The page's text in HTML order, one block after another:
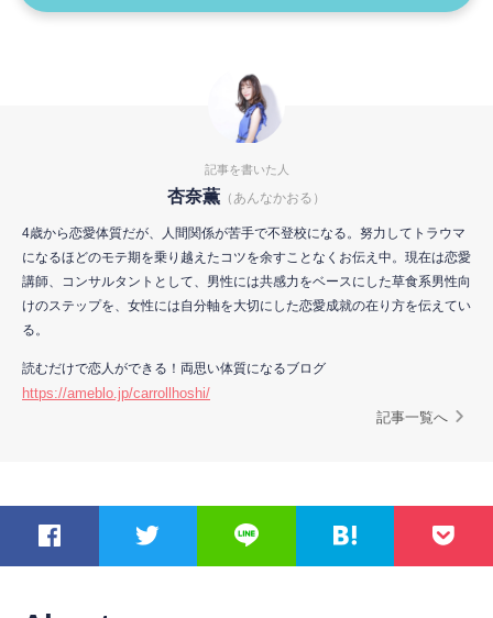
記事を書いた人
杏奈薫 （あんなかおる）
4歳から恋愛体質だが、人間関係が苦手で不登校になる。努力してトラウマ
になるほどのモテ期を乗り越えたコツを余すことなくお伝え中。現在は恋愛
講師、コンサルタントとして、男性には共感力をベースにした草食系男性向
けのステップを、女性には自分軸を大切にした恋愛成就の在り方を伝えてい
る。
読むだけで恋人ができる！両思い体質になるブログ
https://ameblo.jp/carrollhoshi/
記事一覧へ